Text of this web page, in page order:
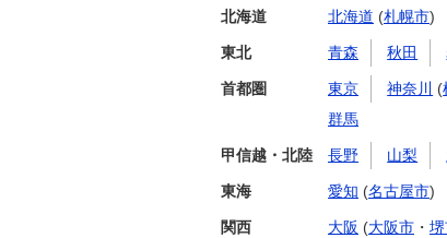
北海道 北海道 (札幌市)
東北 青森 秋田
首都圏 東京 神奈川 (
群馬
甲信越・北陸 長野 山梨
東海 愛知 (名古屋市)
関西 大阪 (大阪市 ・